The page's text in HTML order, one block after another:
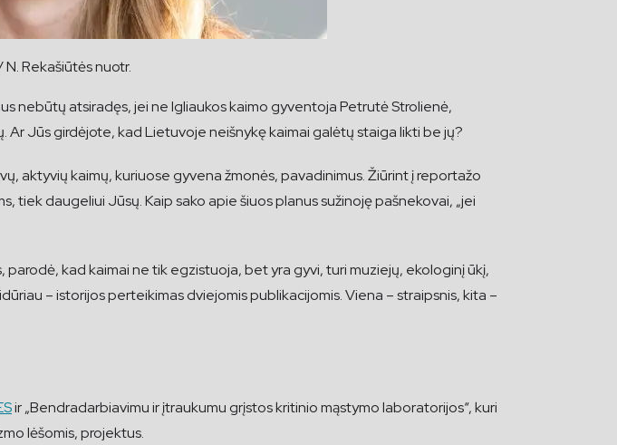
Rekašiūtės nuotr.
nebūtų atsiradęs, jei ne Igliaukos kaimo gyventoja Petrutė Strolienė,
Jūs girdėjote, kad Lietuvoje neišnykę kaimai galėtų staiga likti be jų?
aktyvių kaimų, kuriuose gyvena žmonės, pavadinimus. Žiūrint į reportažo
daugeliui Jūsų. Kaip sako apie šiuos planus sužinoję pašnekovai, „jei
kad kaimai ne tik egzistuoja, bet yra gyvi, turi muziejų, ekologinį ūkį,
– istorijos perteikimas dviejomis publikacijomis. Viena – straipsnis, kita –
ir „Bendradarbiavimu ir įtraukumu grįstos kritinio mąstymo laboratorijos“, kuri
lėšomis, projektus.